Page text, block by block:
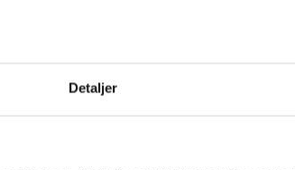
Detaljer